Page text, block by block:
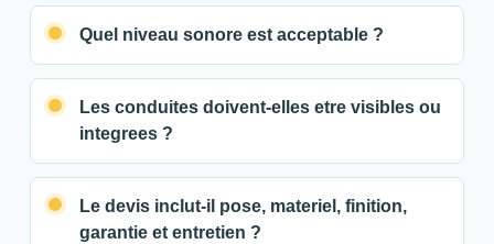
Quel niveau sonore est acceptable ?
Les conduites doivent-elles etre visibles ou
integrees ?
Le devis inclut-il pose, materiel, finition,
garantie et entretien ?